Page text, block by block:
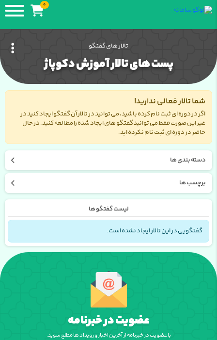
0
تالار های گفتگو
پست های تالار آموزش دکوپاژ
شما تالار فعالی ندارید!
اگر در دوره ای ثبت نام کرده باشید، می توانید در تالار آن گفتگو ایجاد کنید در
غیر این صورت فقط می توانید گفتگو های ایجاد شده را مطالعه کنید. در حال
حاضر در دوره ای ثبت نام نکرده اید.
دسته بندی ها
برچسب ها
لیست گفتگو ها
گفتگویی در این تالار ایجاد نشده است.
عضویت در خبرنامه
با عضویت در خبرنامه از آخرین اخبار و رویداد ها مطلع شوید.